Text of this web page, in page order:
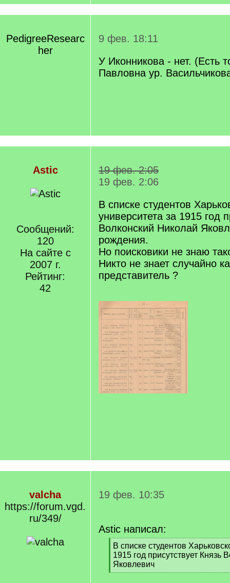
PedigreeResearc
her
9 фев. 18:11
У Иконникова - нет. (Есть
Павловна ур.
Astic
Сообщений:
120
На сайте с
2007 г.
Рейтинг:
42
19 фев. 2:05
19 фев. 2:06
В списке студентов
университета за 1915 год
Волконский Николай
рождения.
Но поисковики не знаю
Никто не знает случайно
представитель ?
valcha
https://forum.vgd.
ru/349/
19 фев. 10:35
Astic написал:
[
q
]
В списке студентов
1915 год присутствует Князь
Яковлевич
[